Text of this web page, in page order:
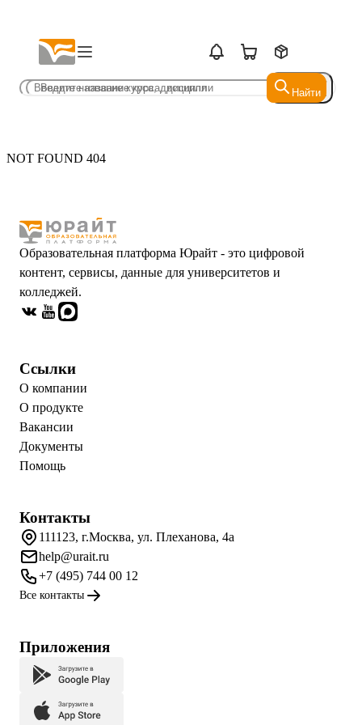
Найти
Найти
NOT FOUND 404
Образовательная платформа Юрайт - это цифровой
контент, сервисы, данные для университетов и
колледжей.
Ссылки
О компании
О продукте
Вакансии
Документы
Помощь
Контакты
111123, г.Москва, ул. Плеханова, 4а
help@urait.ru
+7 (495) 744 00 12
Все контакты
Приложения